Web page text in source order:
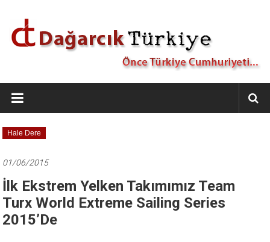
Dağarcık
Türkiye
Önce
Türkiye
Hale Dere
01/06/2015
İlk Ekstrem Yelken Takımımız Team
Turx World Extreme Sailing Series
2015’de